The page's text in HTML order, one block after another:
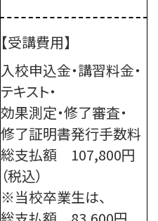
【受講費用】
入校申込金・講習料金・
テキスト・
効果測定・修了審査・
修了証明書発行手数料
総支払額 107,800円
（税込）
※当校卒業生は、